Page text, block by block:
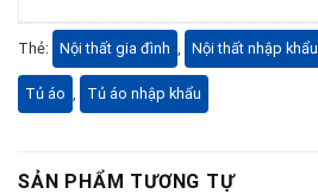
Thẻ: Nội thất gia đình Nội thất nhập khẩu
Tủ áo Tủ áo nhập khẩu
SẢN PHẨM TƯƠNG TỰ